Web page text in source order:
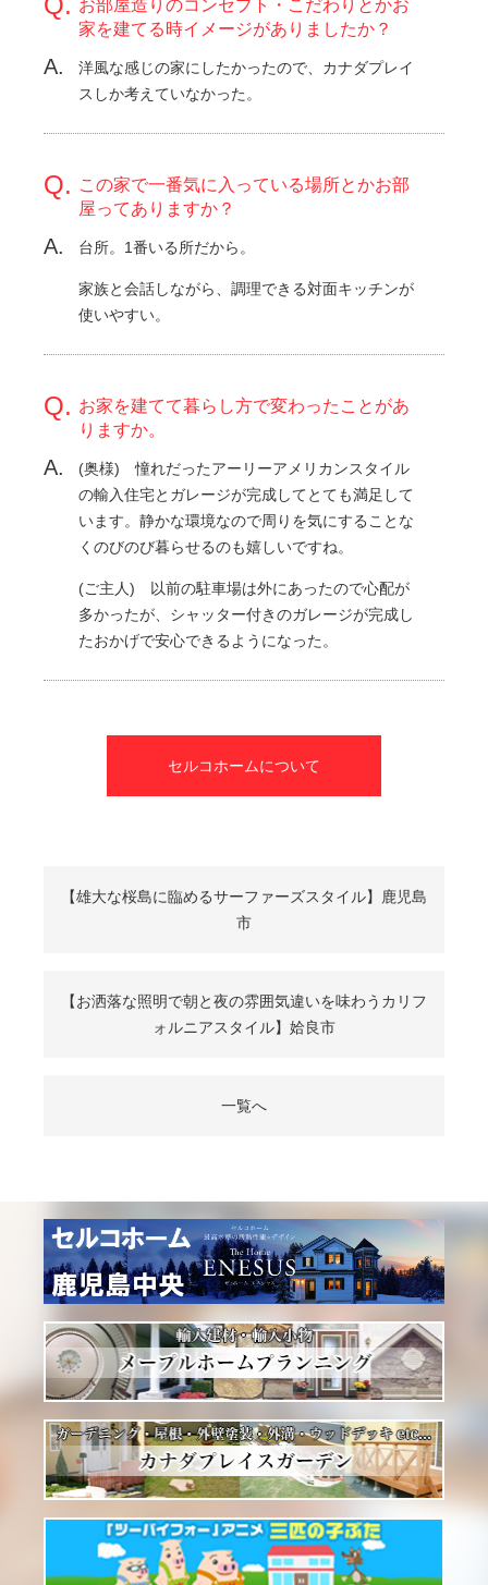
お部屋造りのコンセプト・こだわりとかお
家を建てる時イメージがありましたか？
洋風な感じの家にしたかったので、カナダプレイ
スしか考えていなかった。
この家で一番気に入っている場所とかお部
屋ってありますか？
台所。1番いる所だから。
家族と会話しながら、調理できる対面キッチンが
使いやすい。
お家を建てて暮らし方で変わったことがあ
りますか。
(奥様) 憧れだったアーリーアメリカンスタイル
の輸入住宅とガレージが完成してとても満足して
います。静かな環境なので周りを気にすることな
くのびのび暮らせるのも嬉しいですね。
(ご主人) 以前の駐車場は外にあったので心配が
多かったが、シャッター付きのガレージが完成し
たおかげで安心できるようになった。
セルコホームについて
【雄大な桜島に臨めるサーファーズスタイル】鹿児島
市
【お洒落な照明で朝と夜の雰囲気違いを味わうカリフ
ォルニアスタイル】姶良市
一覧へ